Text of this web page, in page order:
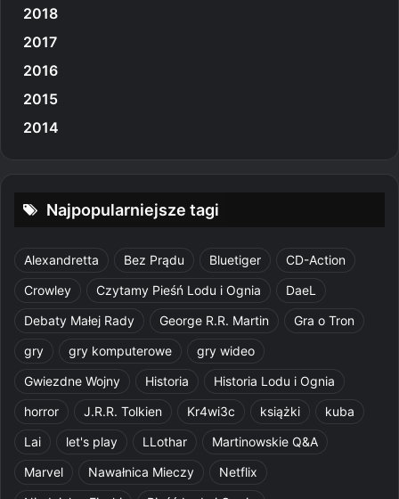
2018
2017
2016
2015
2014
Najpopularniejsze tagi
Alexandretta Bez Prądu Bluetiger
CD-Action
Crowley
Czytamy Pieśń Lodu i Ognia
DaeL
Debaty Małej Rady
George R.R. Martin
Gra o Tron
gry
gry komputerowe
gry wideo
Gwiezdne Wojny
Historia
Historia Lodu i Ognia
horror
J.R.R. Tolkien Kr4wi3c książki
kuba
Lai
let's play LLothar
Martinowskie Q&A
Marvel
Nawałnica Mieczy
Netflix